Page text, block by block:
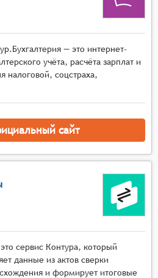
— это интернет-
учёта, расчёта зарплат и
налоговой, соцстраха,
сайт
сервис Контура, который
данные из актов сверки
и формирует итоговые